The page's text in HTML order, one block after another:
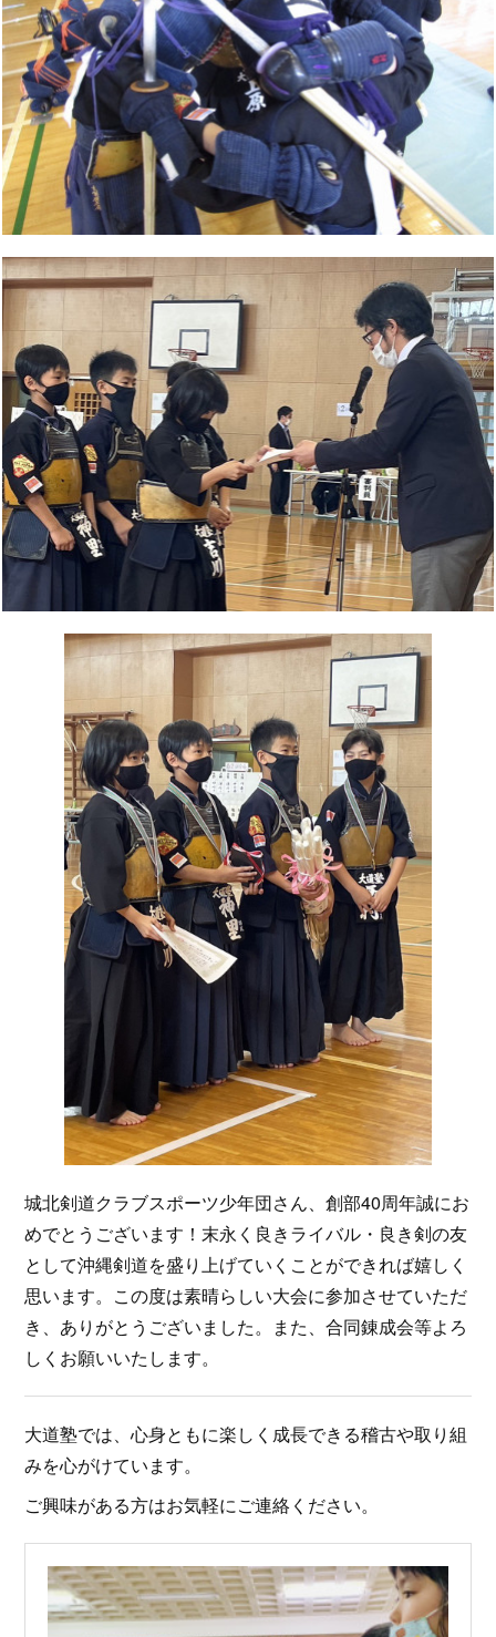
城北剣道クラブスポーツ少年団さん、創部40周年誠にお
めでとうございます！末永く良きライバル・良き剣の友
として沖縄剣道を盛り上げていくことができれば嬉しく
思います。この度は素晴らしい大会に参加させていただ
き、ありがとうございました。また、合同錬成会等よろ
しくお願いいたします。
大道塾では、心身ともに楽しく成長できる稽古や取り組
みを心がけています。
ご興味がある方はお気軽にご連絡ください。